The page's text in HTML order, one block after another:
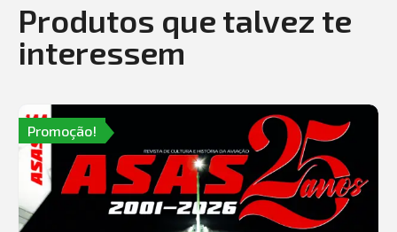
Produtos que talvez te
interessem
Promoção!